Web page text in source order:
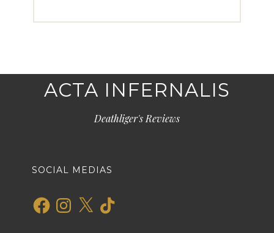
ACTA INFERNALIS
Deathliger's Reviews
SOCIAL MEDIAS
FacebookInstagram
X TikTok